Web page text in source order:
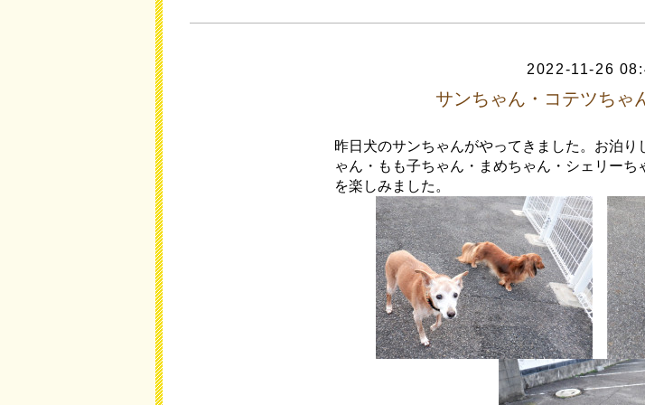
2022-11-26
サンちゃん・コテツちゃ
昨日犬のサンちゃんがやってきました。お泊
ゃん・もも子ちゃん・まめちゃん・シェリー
を楽しみました。